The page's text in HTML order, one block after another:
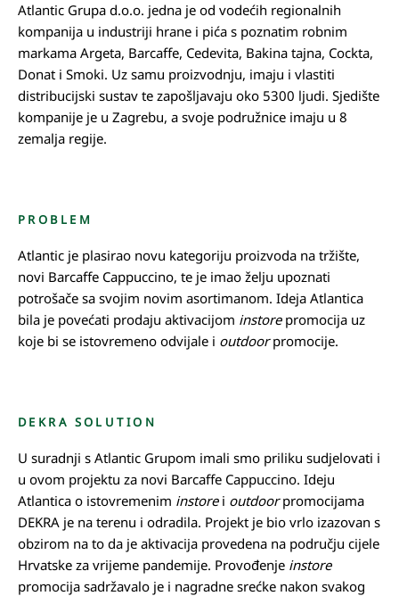
Atlantic Grupa d.o.o. jedna je od vodećih regionalnih
kompanija u industriji hrane i pića s poznatim robnim
markama Argeta, Barcaffe, Cedevita, Bakina tajna, Cockta,
Donat i Smoki. Uz samu proizvodnju, imaju i vlastiti
distribucijski sustav te zapošljavaju oko 5300 ljudi. Sjedište
kompanije je u Zagrebu, a svoje podružnice imaju u 8
zemalja regije.
PROBLEM
Atlantic je plasirao novu kategoriju proizvoda na tržište,
novi Barcaffe Cappuccino, te je imao želju upoznati
potrošače sa svojim novim asortimanom. Ideja Atlantica
bila je povećati prodaju aktivacijom instorepromocija uz
koje bi se istovremeno odvijale i outdoorpromocije.
DEKRA SOLUTION
U suradnji s Atlantic Grupom imali smo priliku sudjelovati i
u ovom projektu za novi Barcaffe Cappuccino. Ideju
Atlantica o istovremenim instorei outdoorpromocijama
DEKRA je na terenu i odradila. Projekt je bio vrlo izazovan s
obzirom na to da je aktivacija provedena na području cijele
Hrvatske za vrijeme pandemije. Provođenje instore
promocija sadržavalo je i nagradne srećke nakon svakog